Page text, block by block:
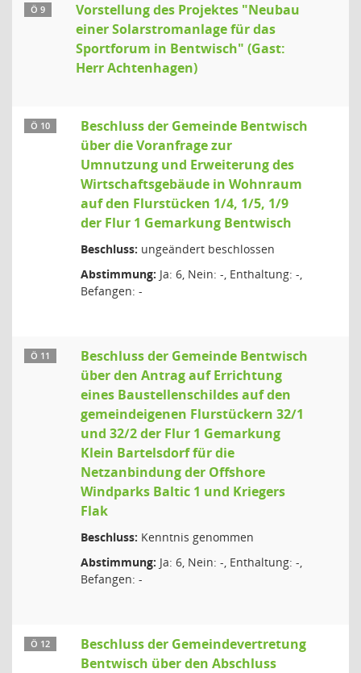
Ö 9
Vorstellung des Projektes "Neubau
einer Solarstromanlage für das
Sportforum in Bentwisch" (Gast:
Herr Achtenhagen)
Ö 10
Beschluss der Gemeinde Bentwisch
über die Voranfrage zur
Umnutzung und Erweiterung des
Wirtschaftsgebäude in Wohnraum
auf den Flurstücken 1/4, 1/5, 1/9
der Flur 1 Gemarkung Bentwisch
Beschluss: ungeändert beschlossen
Abstimmung: Ja: 6, Nein: -, Enthaltung: -,
Befangen: -
Ö 11
Beschluss der Gemeinde Bentwisch
über den Antrag auf Errichtung
eines Baustellenschildes auf den
gemeindeigenen Flurstückern 32/1
und 32/2 der Flur 1 Gemarkung
Klein Bartelsdorf für die
Netzanbindung der Offshore
Windparks Baltic 1 und Kriegers
Flak
Beschluss: Kenntnis genommen
Abstimmung: Ja: 6, Nein: -, Enthaltung: -,
Befangen: -
Ö 12
Beschluss der Gemeindevertretung
Bentwisch über den Abschluss